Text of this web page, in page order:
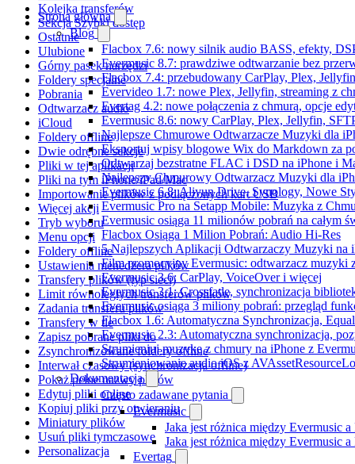
Strona główna
Blog
Flacbox 7.6: nowy silnik audio BASS, efekty,
Evermusic 8.7: prawdziwe odtwarzanie bez
Flacbox 7.4: przebudowany CarPlay, Plex,
Evervideo 1.7: nowe Plex, Jellyfin, streaming z
Evertag 4.2: nowe połączenia z chmurą, opcje
Evermusic 8.6: nowy CarPlay, Plex, Jellyfin,
Najlepsze Chmurowe Odtwarzacze Muzyki dla
Eksportuj wpisy blogowe Wix do Markdown za
Odtwarzaj bezstratne FLAC i DSD na iPhone i
Najlepszy Chmurowy Odtwarzacz Muzyki dla
Evermusic 6.8: Aliyun Drive, Synology, Nowe
Evermusic Pro na Setapp Mobile: Muzyka z
Evermusic osiąga 11 milionów pobrań na całym
Flacbox Osiąga 1 Milion Pobrań: Audio Hi-Res
5 Najlepszych Aplikacji Odtwarzaczy Muzyki na
Film promocyjny Evermusic: odtwarzacz muzyki
Evermusic 3.6: CarPlay, VoiceOver i więcej
Evermusic 3.1: Crossfade, synchronizacja
Evermusic osiąga 3 miliony pobrań: przegląd
Flacbox 1.6: Automatyczna Synchronizacja,
Evermusic 2.3: Automatyczna synchronizacja,
Strumieniuj muzykę z chmury na iPhone z
Strumieniowanie audio iOS z
Dokumentacja
Często zadawane pytania
Evermusic
Jaka jest różnica między Evermusic
Jaka jest różnica między Evermusic
Evertag
Kolejka transferów
Sekcja Szybki dostęp
Ostatnie
Ulubione
Górny pasek narzędzi
Foldery specjalne
Pobrania
Odtwarzacz audio
iCloud
Foldery offline
Dwie odrębne sekcje
Pliki w tej aplikacji
Pliki na tym iPhone/iPad/Mac
Importowanie plików z podłączonych kart USB
Więcej akcji
Tryb wyboru
Menu opcji
Foldery offline
Ustawienia menedżera plików
Transfery plików (typ sieci)
Limit równoległych transferów plików
Zadania transferu plików
Transfery w tle
Zapisz pobrane pliki do
Zsynchronizowane foldery offline
Interwał czasowy (synchronizacja offline)
Pokaż pełne nazwy plików
Edytuj pliki online
Kopiuj pliki przy otwieraniu
Miniatury plików
Usuń pliki tymczasowe
Personalizacja